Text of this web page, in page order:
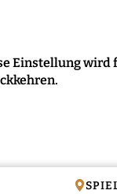
Einstellung